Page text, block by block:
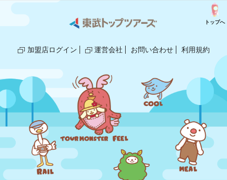
加盟店ログイン 運営会社 お問い合わせ 利用規約
トップへ